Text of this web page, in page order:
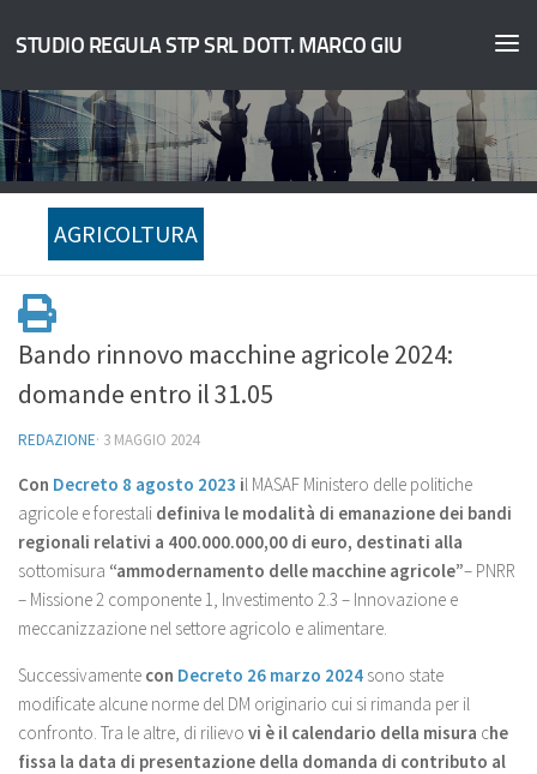
STUDIO REGULA STP SRL DOTT. MARCO GIULIANO
AGRICOLTURA
Bando rinnovo macchine agricole 2024:
domande entro il 31.05
REDAZIONE· 3 MAGGIO 2024
Con Decreto 8 agosto 2023 il MASAF Ministero delle politiche
agricole e forestali definiva le modalità di emanazione dei bandi
regionali relativi a 400.000.000,00 di euro, destinati alla
sottomisura “ammodernamento delle macchine agricole”– PNRR
– Missione 2 componente 1, Investimento 2.3 – Innovazione e
meccanizzazione nel settore agricolo e alimentare.
Successivamente con Decreto 26 marzo 2024 sono state
modificate alcune norme del DM originario cui si rimanda per il
confronto. Tra le altre, di rilievo vi è il calendario della misura che
fissa la data di presentazione della domanda di contributo al